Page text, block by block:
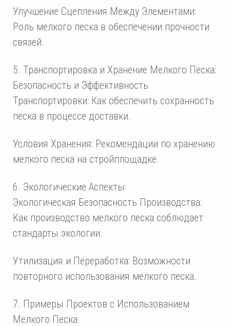
Улучшение Сцепления Между Элементами:
Роль мелкого песка в обеспечении прочности
связей.
5. Транспортировка и Хранение Мелкого Песка:
Безопасность и Эффективность
Транспортировки: Как обеспечить сохранность
песка в процессе доставки.
Условия Хранения: Рекомендации по хранению
мелкого песка на стройплощадке.
6. Экологические Аспекты:
Экологическая Безопасность Производства:
Как производство мелкого песка соблюдает
стандарты экологии.
Утилизация и Переработка: Возможности
повторного использования мелкого песка.
7. Примеры Проектов с Использованием
Мелкого Песка: